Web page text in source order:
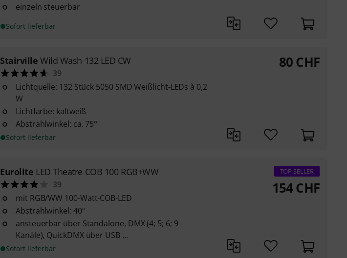
einzeln steuerbar
Sofort lieferbar
Stairville Wild Wash 132 LED CW
39
Lichtquelle: 132 Stück 5050 SMD Weißlicht-LEDs à 0,2
W
Lichtfarbe: kaltweiß
Abstrahlwinkel: ca. 75°
Sofort lieferbar
80CHF
Eurolite LED Theatre COB 100 RGB+WW
39
mit RGB/WW 100-Watt-COB-LED
Abstrahlwinkel: 40°
ansteuerbar über Standalone, DMX (4; 5; 6; 9
Kanäle), QuickDMX über USB ...
Sofort lieferbar
TOP-SELLER
154CHF